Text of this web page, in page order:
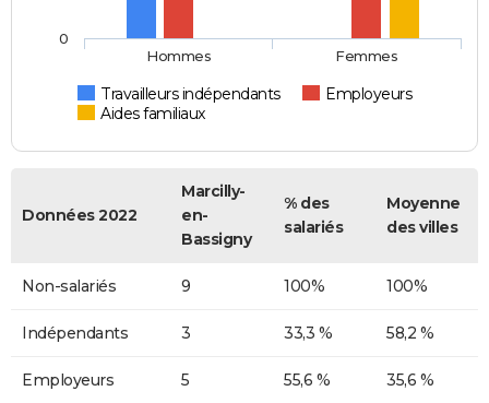
Travailleurs indépendants
Employeurs
Aides familiaux
Hommes Femmes
0
Données 2022
Marcilly-
en-
Bassigny
% des
salariés
Moyenne
des villes
Non-salariés 9 100% 100%
Indépendants 3 33,3 % 58,2 %
Employeurs 5 55,6 % 35,6 %